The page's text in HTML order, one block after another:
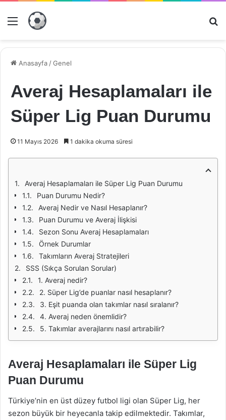
Menü
Anasayfa /Genel
Averaj Hesaplamaları ile
Süper Lig Puan Durumu
11 Mayıs 2026 1 dakika okuma süresi
Averaj Hesaplamaları ile Süper Lig Puan Durumu
Puan Durumu Nedir?
Averaj Nedir ve Nasıl Hesaplanır?
Puan Durumu ve Averaj İlişkisi
Sezon Sonu Averaj Hesaplamaları
Örnek Durumlar
Takımların Averaj Stratejileri
SSS (Sıkça Sorulan Sorular)
1. Averaj nedir?
2. Süper Lig’de puanlar nasıl hesaplanır?
3. Eşit puanda olan takımlar nasıl sıralanır?
4. Averaj neden önemlidir?
5. Takımlar averajlarını nasıl artırabilir?
Averaj Hesaplamaları ile Süper Lig
Puan Durumu
Türkiye’nin en üst düzey futbol ligi olan Süper Lig, her
sezon büyük bir heyecanla takip edilmektedir. Takımlar,